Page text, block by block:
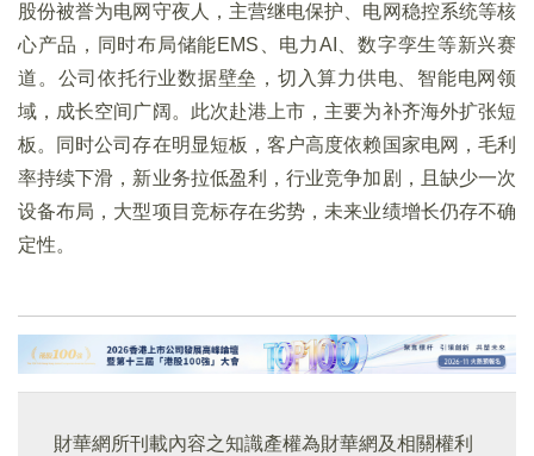
股份被誉为电网守夜人，主营继电保护、电网稳控系统等核
心产品，同时布局储能EMS、电力AI、数字孪生等新兴赛
道。公司依托行业数据壁垒，切入算力供电、智能电网领
域，成长空间广阔。此次赴港上市，主要为补齐海外扩张短
板。同时公司存在明显短板，客户高度依赖国家电网，毛利
率持续下滑，新业务拉低盈利，行业竞争加剧，且缺少一次
设备布局，大型项目竞标存在劣势，未来业绩增长仍存不确
定性。
財華網所刊載內容之知識產權為財華網及相關權利